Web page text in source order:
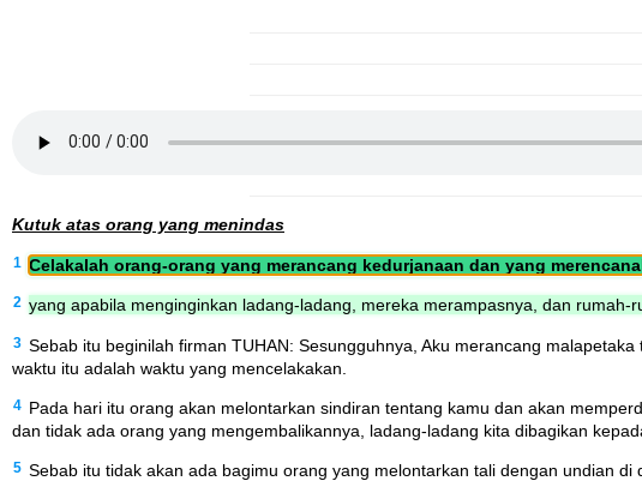
Kutuk atas orang yang menindas
1 Celakalah orang-orang yang merancang kedurjanaan dan yang
2 yang apabila menginginkan ladang-ladang, mereka merampasnya, dan
3 Sebab itu beginilah firman TUHAN: Sesungguhnya, Aku merancang
waktu itu adalah waktu yang mencelakakan.
4 Pada hari itu orang akan melontarkan sindiran tentang kamu dan akan
dan tidak ada orang yang mengembalikannya, ladang-ladang kita dibagikan
5 Sebab itu tidak akan ada bagimu orang yang melontarkan tali dengan undian di